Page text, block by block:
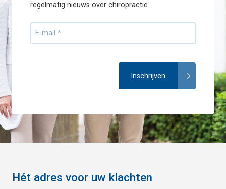
regelmatig nieuws over chiropractie.
Hét adres voor uw klachten